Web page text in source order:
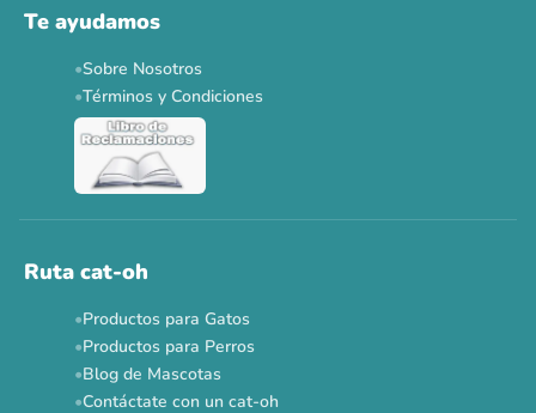
Ver todas las promos 🐾
Te ayudamos
Sobre Nosotros
Términos y Condiciones
Ruta cat-oh
Productos para Gatos
Productos para Perros
Blog de Mascotas
Contáctate con un cat-oh